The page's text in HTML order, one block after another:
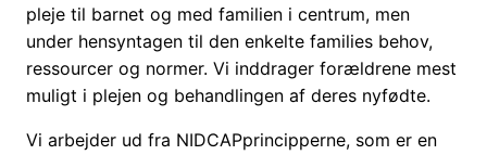
pleje til barnet og med familien i centrum, men
under hensyntagen til den enkelte families behov,
ressourcer og normer. Vi inddrager forældrene mest
muligt i plejen og behandlingen af deres nyfødte.
Vi arbejder ud fra NIDCAPprincipperne, som er en